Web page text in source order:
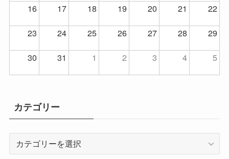
16
17 18 19 20 21
22
23
24 25 26 27 28
29
30
31 1 2 3 4 5
カテゴリー